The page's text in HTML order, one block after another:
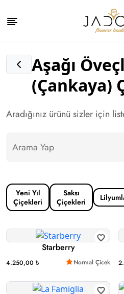
Aşağı
(Çankaya)
Aradığınız ürünü sizler için
Yeni Yıl
Çiçekleri
Saksı
Çiçekleri
Starberry
4.250,00 ₺ Normal Çicek